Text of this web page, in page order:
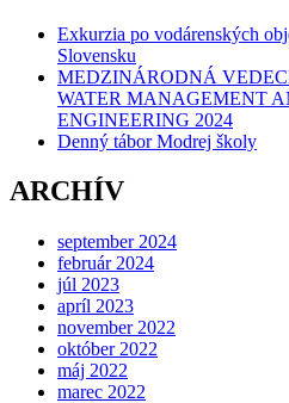
Exkurzia po vodárenských
Slovensku
MEDZINÁRODNÁ
WATER MANAGEMENT
ENGINEERING 2024
Denný tábor Modrej školy
ARCHÍV
september 2024
február 2024
júl 2023
apríl 2023
november 2022
október 2022
máj 2022
marec 2022